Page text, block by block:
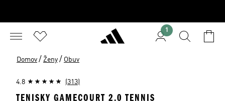
1
Domov / Ženy / Obuv
4.8 (313)
TENISKY GAMECOURT 2.0 TENNIS